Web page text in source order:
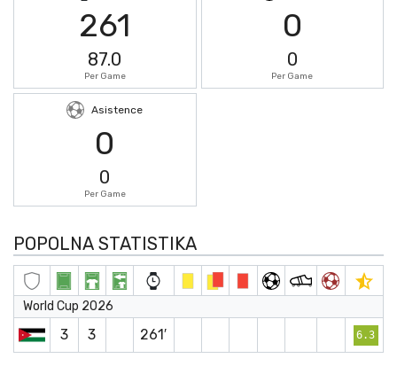
261
87.0
Per Game
0
0
Per Game
Asistence
0
0
Per Game
POPOLNA STATISTIKA
World Cup 2026
3 3 261′ 6.3